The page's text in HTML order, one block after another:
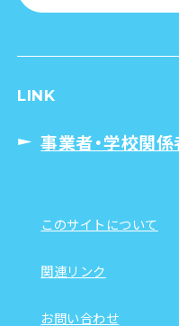
LINK
事業者・学校関
このサイトについて
関連リンク
お問い合わせ